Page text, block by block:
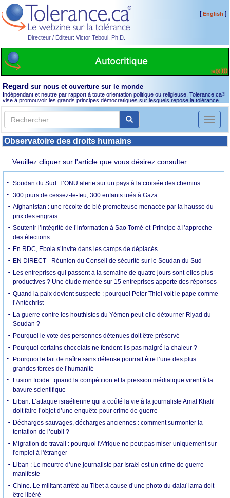
Directeur / Éditeur: Victor Teboul, Ph.D.
[English ]
Regard sur nous et ouverture sur le monde
Indépendant et neutre par rapport à toute orientation politique ou religieuse, Tolerance.ca®
vise à promouvoir les grands principes démocratiques sur lesquels repose la tolérance.
Toggle
Observatoire des droits humains
Veuillez cliquer sur l'article que vous désirez consulter.
Soudan du Sud : l’ONU alerte sur un pays à la croisée des chemins
300 jours de cessez-le-feu, 300 enfants tués à Gaza
Afghanistan : une récolte de blé prometteuse menacée par la hausse du
prix des engrais
Soutenir l’intégrité de l’information à Sao Tomé-et-Principe à l’approche
des élections
En RDC, Ebola s’invite dans les camps de déplacés
EN DIRECT - Réunion du Conseil de sécurité sur le Soudan du Sud
Les entreprises qui passent à la semaine de quatre jours sont-elles plus
productives ? Une étude menée sur 15 entreprises apporte des réponses
Quand la paix devient suspecte : pourquoi Peter Thiel voit le pape comme
l’Antéchrist
La guerre contre les houthistes du Yémen peut-elle détourner Riyad du
Soudan ?
Pourquoi le vote des personnes détenues doit être préservé
Pourquoi certains chocolats ne fondent-ils pas malgré la chaleur ?
Pourquoi le fait de naître sans défense pourrait être l’une des plus
grandes forces de l’humanité
Fusion froide : quand la compétition et la pression médiatique virent à la
bavure scientifique
Liban. L’attaque israélienne qui a coûté la vie à la journaliste Amal Khalil
doit faire l’objet d’une enquête pour crime de guerre
Décharges sauvages, décharges anciennes : comment surmonter la
tentation de l’oubli ?
Migration de travail : pourquoi l'Afrique ne peut pas miser uniquement sur
l'emploi à l'étranger
Liban : Le meurtre d’une journaliste par Israël est un crime de guerre
manifeste
Chine. Le militant arrêté au Tibet à cause d’une photo du dalaï-lama doit
être libéré